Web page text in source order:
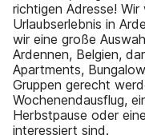
richtigen Adresse!
Urlaubserlebnis in
wir eine große
Ardennen, Belgien,
Apartments,
Gruppen gerecht
Wochenendausflug,
Herbstpause oder
interessiert sind.